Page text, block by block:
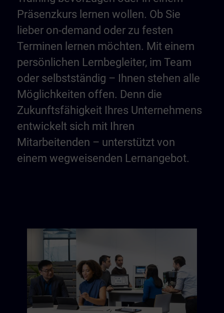
Präsenzkurs lernen wollen. Ob Sie
lieber on-demand oder zu festen
Terminen lernen möchten. Mit einem
persönlichen Lernbegleiter, im Team
oder selbstständig – Ihnen stehen alle
Möglichkeiten offen. Denn die
Zukunftsfähigkeit Ihres Unternehmens
entwickelt sich mit Ihren
Mitarbeitenden – unterstützt von
einem wegweisenden Lernangebot.